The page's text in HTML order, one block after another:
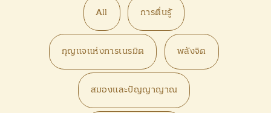
SERVICES
PRODUCTS
CONTACT US
All การตื่นรู้
กุญแจแห่งการเนรมิต พลังจิต
สมองและปัญญาญาณ